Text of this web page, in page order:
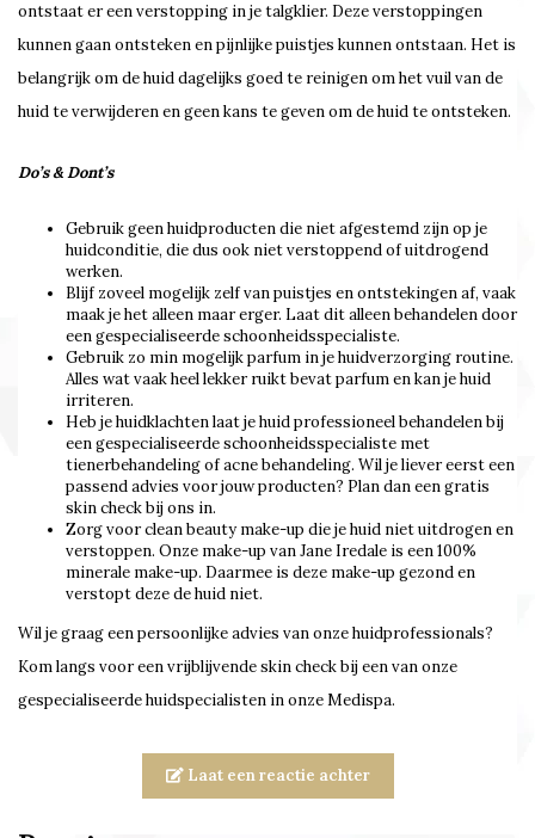
ontstaat er een verstopping in je talgklier. Deze verstoppingen
kunnen gaan ontsteken en pijnlijke puistjes kunnen ontstaan. Het is
belangrijk om de huid dagelijks goed te reinigen om het vuil van de
huid te verwijderen en geen kans te geven om de huid te ontsteken.
Do’s & Dont’s
Gebruik geen huidproducten die niet afgestemd zijn op je
huidconditie, die dus ook niet verstoppend of uitdrogend
werken.
Blijf zoveel mogelijk zelf van puistjes en ontstekingen af, vaak
maak je het alleen maar erger. Laat dit alleen behandelen door
een gespecialiseerde schoonheidsspecialiste.
Gebruik zo min mogelijk parfum in je huidverzorging routine.
Alles wat vaak heel lekker ruikt bevat parfum en kan je huid
irriteren.
Heb je huidklachten laat je huid professioneel behandelen bij
een gespecialiseerde schoonheidsspecialiste met
tienerbehandeling of acne behandeling. Wil je liever eerst een
passend advies voor jouw producten? Plan dan een gratis
skin check bij ons in.
Zorg voor clean beauty make-up die je huid niet uitdrogen en
verstoppen. Onze make-up van Jane Iredale is een 100%
minerale make-up. Daarmee is deze make-up gezond en
verstopt deze de huid niet.
Wil je graag een persoonlijke advies van onze huidprofessionals?
Kom langs voor een vrijblijvende skin check bij een van onze
gespecialiseerde huidspecialisten in onze Medispa.
Laat een reactie achter